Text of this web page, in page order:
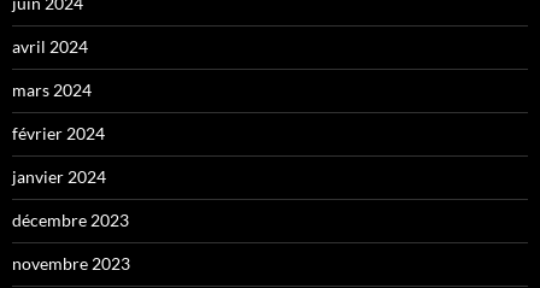
avril 2024
mars 2024
février 2024
janvier 2024
décembre 2023
novembre 2023